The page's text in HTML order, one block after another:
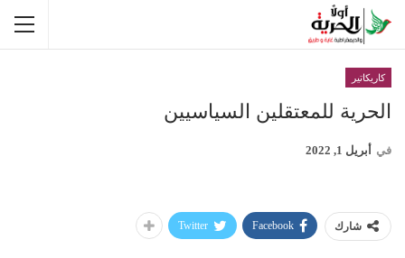
كاريكاتير
الحرية للمعتقلين السياسيين
في أبريل 1, 2022
شارك Facebook
Twitter